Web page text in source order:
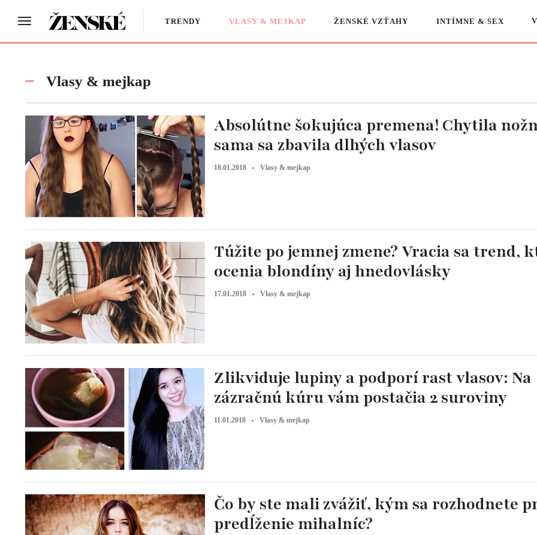
TRENDY VLASY & MEJKAP ŽENSKÉ VZŤAHY INTÍMNE & SEX
Vlasy & mejkap
Absolútne šokujúca premena! Chytila
sama sa zbavila dlhých vlasov
18.01.2018 Vlasy & mejkap
Túžite po jemnej zmene? Vracia sa trend,
ocenia blondíny aj hnedovlásky
17.01.2018 Vlasy & mejkap
Zlikviduje lupiny a podporí rast vlasov: Na
zázračnú kúru vám postačia 2 suroviny
11.01.2018 Vlasy & mejkap
Čo by ste mali zvážiť, kým sa rozhodnete
predĺženie mihalníc?